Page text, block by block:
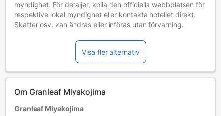
myndighet. För detaljer, kolla den officiella webbplatsen för
respektive lokal myndighet eller kontakta hotellet direkt.
Skatter osv. kan ändras eller införas utan förvarning.
Bor gratis vid användning av befintliga sängar. Observera
att om du behöver en barnsäng kan det tillkomma en extra
kostnad. Barnsäng erbjuds i mån av tillgång.
Måste använda en extrasäng
god kontrollera rummets beläggning för mer information.
Visa fler alternativ
Om Granleaf Miyakojima
Granleaf Miyakojima